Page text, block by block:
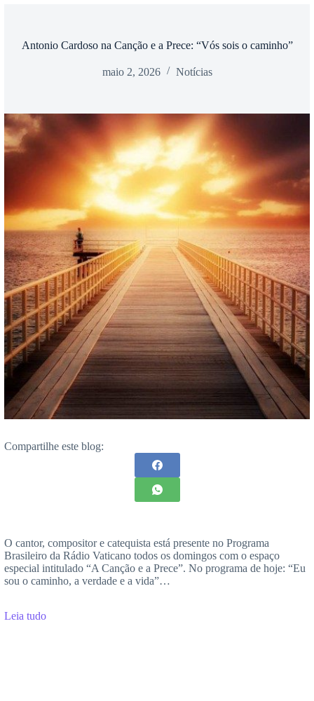
Antonio Cardoso na Canção e a Prece: “Vós sois o caminho”
maio 2, 2026 Notícias
Compartilhe este blog:
O cantor, compositor e catequista está presente no Programa
Brasileiro da Rádio Vaticano todos os domingos com o espaço
especial intitulado “A Canção e a Prece”. No programa de hoje: “Eu
sou o caminho, a verdade e a vida”…
Leia tudo